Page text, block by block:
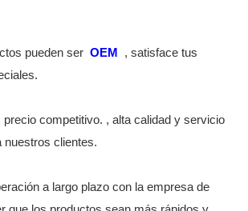
pueden ser OEM
, satisface tus
precio competitivo. , alta calidad y servicio
nuestros clientes.
a largo plazo con la empresa de